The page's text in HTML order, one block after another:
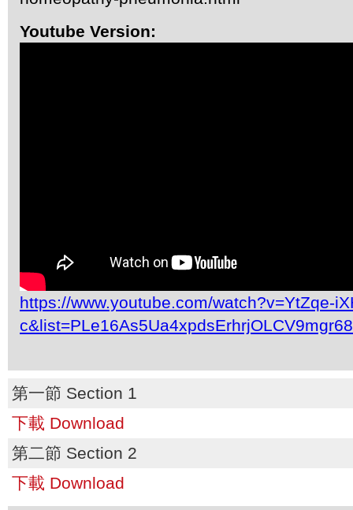
Youtube Version:
https://www.youtube.com/watch?v=YtZqe-
第一節 Section 1
下載 Download
第二節 Section 2
下載 Download